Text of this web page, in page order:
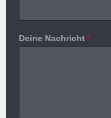
Deine Nachricht *